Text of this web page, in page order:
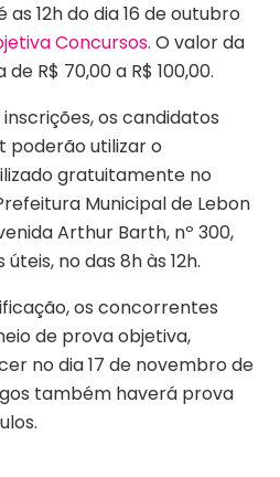
12h do dia 16 de outubro
Concursos. O valor da
R$ 70,00 a R$ 100,00.
os candidatos
poderão utilizar o
gratuitamente no
Municipal de Lebon
Arthur Barth, nº 300,
no das 8h às 12h.
os concorrentes
de prova objetiva,
no dia 17 de novembro de
também haverá prova